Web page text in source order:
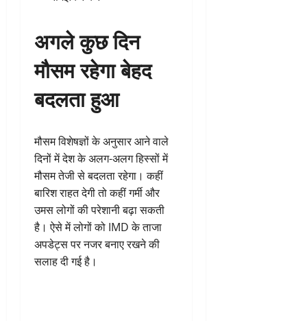
अगले कुछ दिन
मौसम रहेगा बेहद
बदलता हुआ
मौसम विशेषज्ञों के अनुसार आने वाले
दिनों में देश के अलग-अलग हिस्सों में
मौसम तेजी से बदलता रहेगा। कहीं
बारिश राहत देगी तो कहीं गर्मी और
उमस लोगों की परेशानी बढ़ा सकती
है। ऐसे में लोगों को IMD के ताजा
अपडेट्स पर नजर बनाए रखने की
सलाह दी गई है।